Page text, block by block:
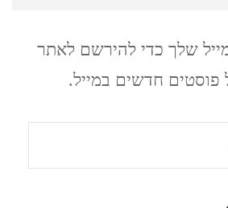
שלך כדי להירשם לאתר
פוסטים חדשים במייל.